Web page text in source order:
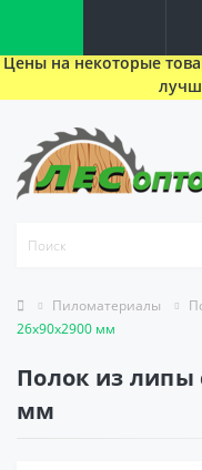
Цены на некоторые
Пиломатериалы
26х90х2900 мм
Полок из липы
мм